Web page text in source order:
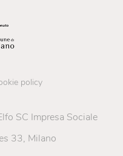
policy
SC Impresa Sociale
33, Milano